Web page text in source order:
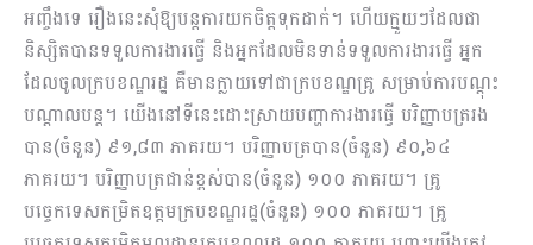
អញ្ចឹងទេ រឿងនេះសុំឱ្យ​បន្តការយកចិត្តទុកដាក់។ ហើយក្មួយៗដែលជា
និស្សិតបានទទួលការងារធ្វើ និងអ្នកដែលមិនទាន់ទទួលការងារធ្វើ អ្នក
ដែលចូលក្របខណ្ឌរដ្ឋ គឺមានក្លាយទៅជាក្របខណ្ឌគ្រូ សម្រាប់ការបណ្ដុះ
បណ្ដាលបន្ត។ យើងនៅទីនេះដោះស្រាយបញ្ហាការងារធ្វើ បរិញ្ញាបត្ររង
បាន(ចំនួន) ៩១,៨៣ ភាគរយ។ បរិញ្ញាបត្របាន(ចំនួន) ៩០,៦៤
ភាគរយ។ បរិញ្ញាបត្រជាន់ខ្ពស់បាន(ចំនួន) ១០០ ភាគរយ។ គ្រូ
បច្ចេកទេសកម្រិតឧត្ដមក្របខណ្ឌរដ្ឋ(ចំនួន) ១០០ ភាគរយ។ គ្រូ